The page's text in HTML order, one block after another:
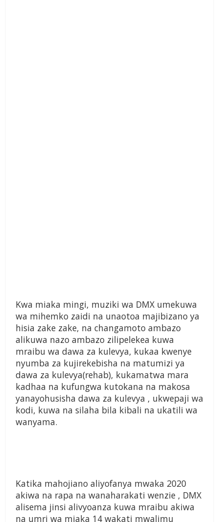
Kwa miaka mingi, muziki wa DMX umekuwa
wa mihemko zaidi na unaotoa majibizano ya
hisia zake zake, na changamoto ambazo
alikuwa nazo ambazo zilipelekea kuwa
mraibu wa dawa za kulevya, kukaa kwenye
nyumba za kujirekebisha na matumizi ya
dawa za kulevya(rehab), kukamatwa mara
kadhaa na kufungwa kutokana na makosa
yanayohusisha dawa za kulevya , ukwepaji wa
kodi, kuwa na silaha bila kibali na ukatili wa
wanyama.
Katika mahojiano aliyofanya mwaka 2020
akiwa na rapa na wanaharakati wenzie , DMX
alisema jinsi alivyoanza kuwa mraibu akiwa
na umri wa miaka 14 wakati mwalimu